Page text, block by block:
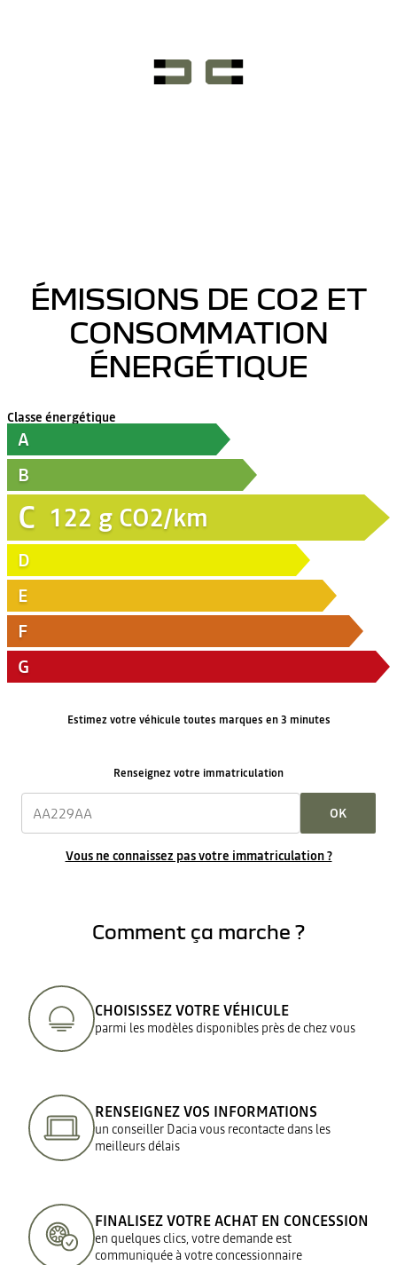
ÉMISSIONS DE CO2 ET
CONSOMMATION
ÉNERGÉTIQUE
Classe énergétique
A
B
C 122 g CO2/km
D
E
F
G
Estimez votre véhicule toutes marques en 3 minutes
Renseignez votre immatriculation
OK
Vous ne connaissez pas votre immatriculation ?
Comment ça marche ?
CHOISISSEZ VOTRE VÉHICULE
parmi les modèles disponibles près de chez vous
RENSEIGNEZ VOS INFORMATIONS
un conseiller Dacia vous recontacte dans les
meilleurs délais
FINALISEZ VOTRE ACHAT EN CONCESSION
en quelques clics, votre demande est
communiquée à votre concessionnaire